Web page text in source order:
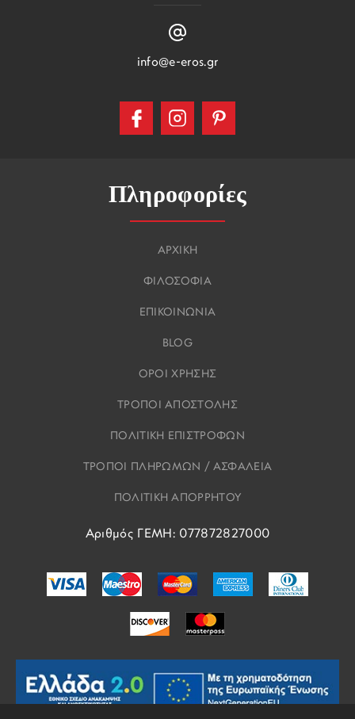
Πληροφορίες
ΑΡΧΙΚΗ
ΦΙΛΟΣΟΦΙΑ
ΕΠΙΚΟΙΝΩΝΙΑ
BLOG
ΟΡΟΙ ΧΡΗΣΗΣ
ΤΡΟΠΟΙ ΑΠΟΣΤΟΛΗΣ
ΠΟΛΙΤΙΚΗ ΕΠΙΣΤΡΟΦΩΝ
ΤΡΟΠΟΙ ΠΛΗΡΩΜΩΝ / ΑΣΦΑΛΕΙΑ
ΠΟΛΙΤΙΚΗ ΑΠΟΡΡΗΤΟΥ
Αριθμός ΓΕΜΗ: 077872827000
info@e-eros.gr